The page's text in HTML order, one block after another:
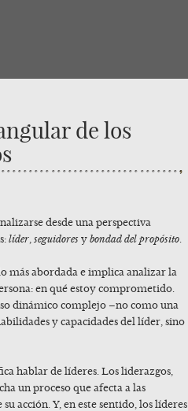
de los
desde una perspectiva
líder, seguidores y bondad del propósito.
más abordada e implica analizar la
en qué estoy comprometido.
dinámico complejo –no como una
y capacidades del líder, sino
hablar de líderes. Los liderazgos,
un proceso que afecta a las
acción. Y, en este sentido, los líderes